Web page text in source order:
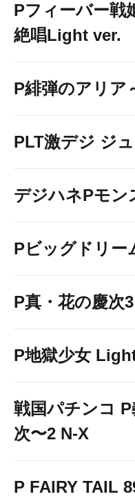
Pフィーバー戦
絶唱Light ver.
P緋弾のアリア
PLT激デジ ジ
デジハネPモン
Pビッグドリー
P真・花の慶次
P地獄少女
戦国パチンコ
次〜2 N-X
P FAIRY TAIL